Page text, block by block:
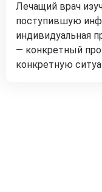
Лечащий врач
поступившую
индивидуальная
— конкретный
конкретную